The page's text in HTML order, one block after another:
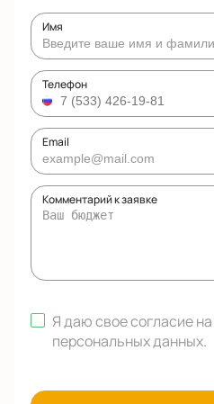
Имя
Телефон
Email
Комментарий к заявке
Я даю свое согласие на
персональных данных.